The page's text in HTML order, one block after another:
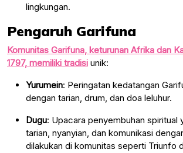
lingkungan.
Pengaruh Garifuna
Komunitas Garifuna, keturunan Afrika dan
1797, memiliki tradisi unik:
Yurumein: Peringatan kedatangan
dengan tarian, drum, dan doa leluhur.
Dugu: Upacara penyembuhan spiritual
tarian, nyanyian, dan komunikasi
dilakukan di komunitas seperti Triunfo